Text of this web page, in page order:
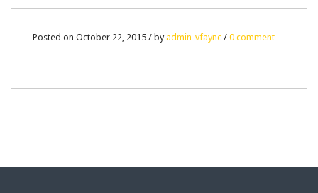
22
Posted on October 22, 2015 / byadmin-vfaync / 0 comment